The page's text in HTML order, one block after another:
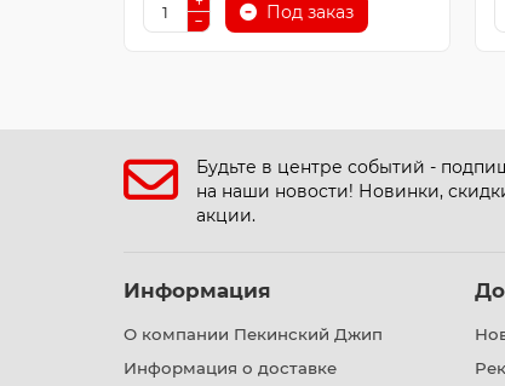
Под заказ
Будьте в центре событий -
на наши новости! Новинки,
акции.
Информация
О компании Пекинский Джип
Информация о доставке